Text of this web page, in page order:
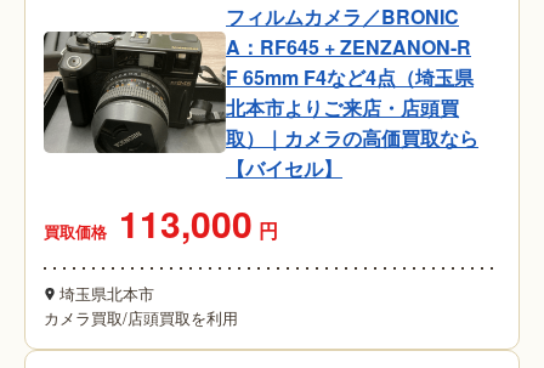
フィルムカメラ／BRONIC
A：RF645 + ZENZANON-R
F 65mm F4など4点（埼玉県
北本市よりご来店・店頭買
取）｜カメラの高価買取なら
【バイセル】
買取価格 113,000 円
埼玉県北本市
カメラ買取/店頭買取を利用